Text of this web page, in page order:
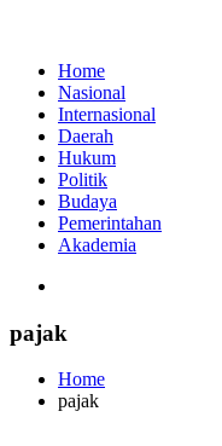
Home
Nasional
Internasional
Daerah
Hukum
Politik
Budaya
Pemerintahan
Akademia
pajak
Home
pajak